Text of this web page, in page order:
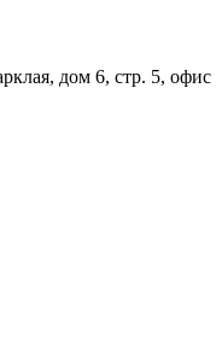
дом 6, стр. 5, офис